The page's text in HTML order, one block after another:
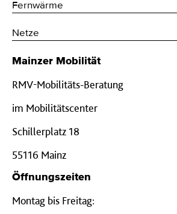
Fernwärme
Netze
Mainzer Mobilität
RMV-Mobilitäts-Beratung
im Mobilitätscenter
Schillerplatz 18
55116 Mainz
Öffnungszeiten
Montag bis Freitag: